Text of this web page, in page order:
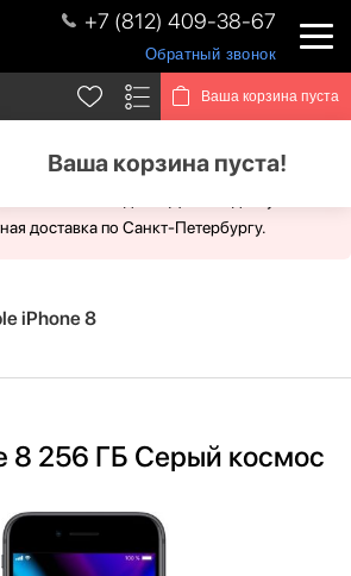
+7 (812) 409-38-67
Обратный звонок
Ваша корзина пуста
Ваша корзина пуста!
без выходных. Для Вас доступен
доставка по Санкт-Петербургу.
iPhone 8
8 256 ГБ Серый космос